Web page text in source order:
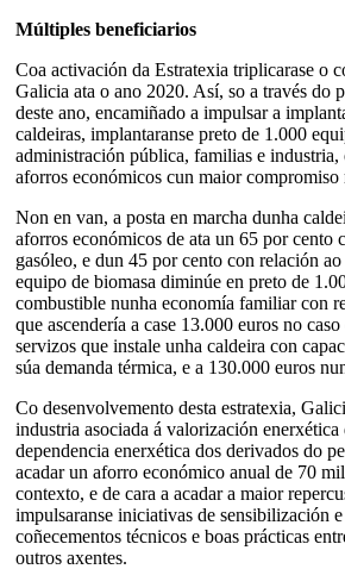
Múltiples beneficiarios
Coa activación da Estratexia triplicarase o
Galicia ata o ano 2020. Así, so a través do
deste ano, encamiñado a impulsar a
caldeiras, implantaranse preto de 1.000
administración pública, familias e industria,
aforros económicos cun maior compromiso
Non en van, a posta en marcha dunha
aforros económicos de ata un 65 por cento
gasóleo, e dun 45 por cento con relación
equipo de biomasa diminúe en preto de
combustible nunha economía familiar con
que ascendería a case 13.000 euros no
servizos que instale unha caldeira con
súa demanda térmica, e a 130.000 euros
Co desenvolvemento desta estratexia,
industria asociada á valorización enerxética
dependencia enerxética dos derivados do
acadar un aforro económico anual de 70
contexto, e de cara a acadar a maior
impulsaranse iniciativas de sensibilización
coñecementos técnicos e boas prácticas
outros axentes.